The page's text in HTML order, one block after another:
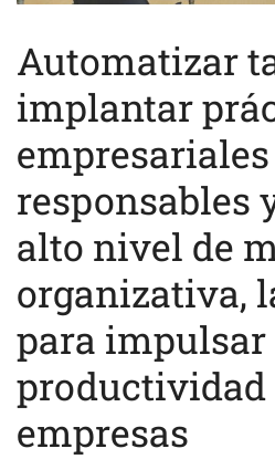
Automatizar
implantar
empresariales
responsables
alto nivel de
organizativa,
para impulsar
productividad
empresas